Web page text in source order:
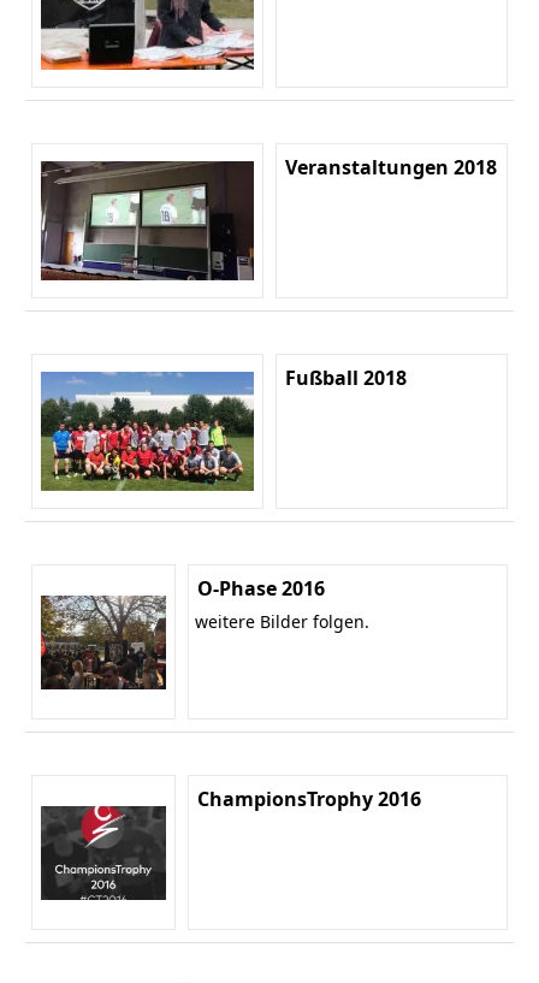
Veranstaltungen 2018
Fußball 2018
O-Phase 2016
weitere Bilder folgen.
ChampionsTrophy 2016